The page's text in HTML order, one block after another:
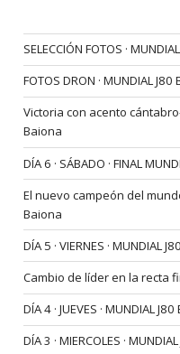
SELECCIÓN FOTOS ·
FOTOS DRON · MUNDIAL
Victoria con acento
Baiona
DÍA 6 · SÁBADO · FINAL
El nuevo campeón del
Baiona
DÍA 5 · VIERNES · MUNDIAL
Cambio de líder en la recta
DÍA 4 · JUEVES · MUNDIAL
DÍA 3 · MIERCOLES ·